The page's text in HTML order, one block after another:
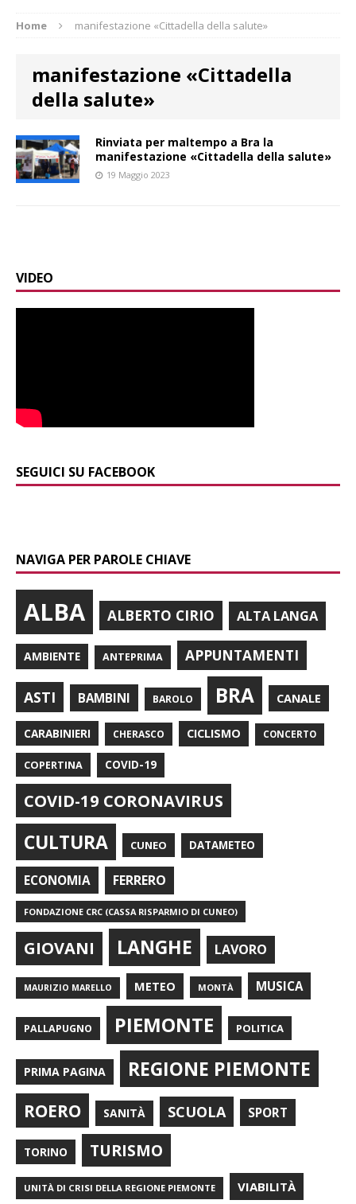
Home manifestazione «Cittadella della salute»
manifestazione «Cittadella
della salute»
Rinviata per maltempo a Bra la
manifestazione «Cittadella della salute»
19 Maggio 2023
VIDEO
SEGUICI SU FACEBOOK
NAVIGA PER PAROLE CHIAVE
ALBA ALBERTO CIRIO ALTA LANGA
AMBIENTE ANTEPRIMA APPUNTAMENTI
ASTI BAMBINI BAROLO BRA CANALE
CARABINIERI CHERASCO CICLISMO CONCERTO
COPERTINA COVID-19
COVID-19 CORONAVIRUS
CULTURA CUNEO DATAMETEO
ECONOMIA FERRERO
FONDAZIONE CRC (CASSA RISPARMIO DI CUNEO)
GIOVANI LANGHE LAVORO
MAURIZIO MARELLO METEO MONTÀ MUSICA
PALLAPUGNO PIEMONTE POLITICA
PRIMA PAGINA REGIONE PIEMONTE
ROERO SANITÀ SCUOLA SPORT
TORINO TURISMO
UNITÀ DI CRISI DELLA REGIONE PIEMONTE VIABILITÀ